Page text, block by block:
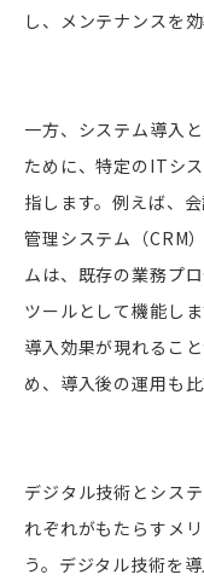
し、メンテナンスを
一方、システム導入
ために、特定のITシ
指します。例えば、
管理システム（CRM
ムは、既存の業務プ
ツールとして機能し
導入効果が現れるこ
め、導入後の運用も比
デジタル技術とシス
れぞれがもたらすメ
う。デジタル技術を